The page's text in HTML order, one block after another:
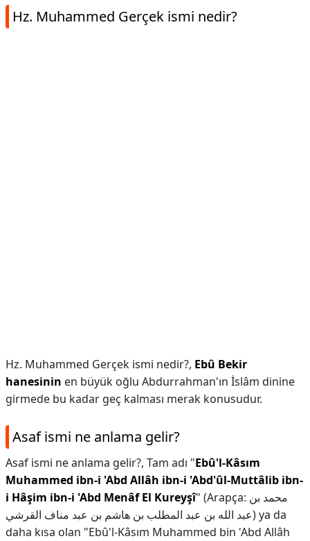
Hz. Muhammed Gerçek ismi nedir?
Hz. Muhammed Gerçek ismi nedir?, Ebû Bekir
hanesinin en büyük oğlu Abdurrahman'ın İslâm dinine
girmede bu kadar geç kalması merak konusudur.
Asaf ismi ne anlama gelir?
Asaf ismi ne anlama gelir?, Tam adı "Ebû'l-Kâsım
Muhammed ibn-i 'Abd Allâh ibn-i 'Abd'ûl-Muttâlib ibn-
i Hâşim ibn-i 'Abd Menâf El Kureyşî" (Arapça: محمد بن
عبد الله بن عبد المطلب بن هاشم بن عبد مناف القرشي) ya da
daha kısa olan "Ebû'l-Kâsım Muhammed bin 'Abd Allâh